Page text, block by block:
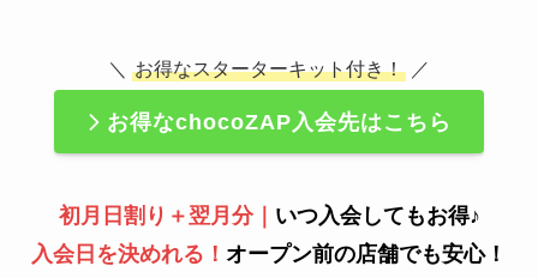
＼ お得なスターターキット付き！ ／
お得なchocoZAP入会先はこちら
初月日割り＋翌月分｜ いつ入会してもお得♪
入会日を決めれる！ オープン前の店舗でも安心！